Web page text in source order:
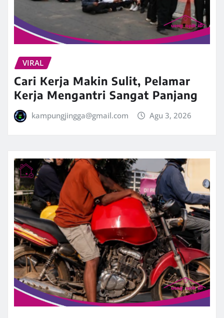
VIRAL
Cari Kerja Makin Sulit, Pelamar
Kerja Mengantri Sangat Panjang
kampungjingga@gmail.com Agu 3, 2026